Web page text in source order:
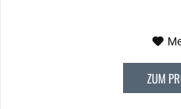
ZUM